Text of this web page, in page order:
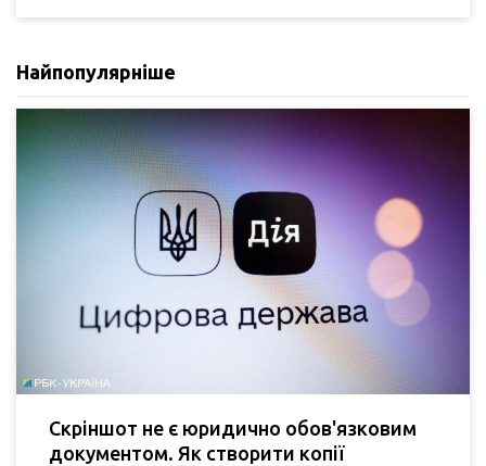
Найпопулярніше
Скріншот не є юридично обов'язковим
документом. Як створити копії